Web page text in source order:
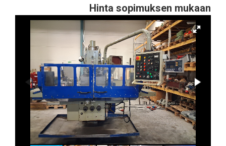
Hinta sopimuksen mukaan